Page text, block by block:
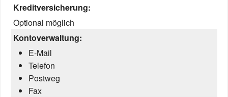
Kreditversicherung:
Optional möglich
Kontoverwaltung:
E-Mail
Telefon
Postweg
Fax